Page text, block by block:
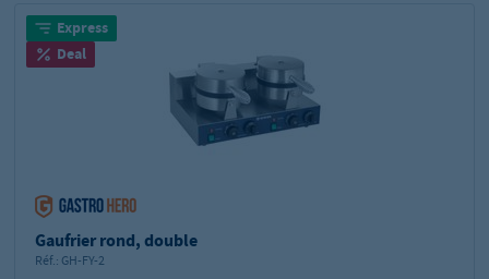
Express
Deal
Gaufrier rond, double
Réf.: GH-FY-2